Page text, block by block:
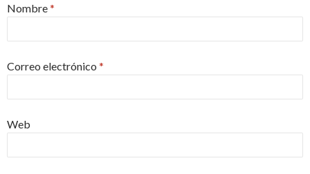
Nombre*
Correo electrónico *
Web